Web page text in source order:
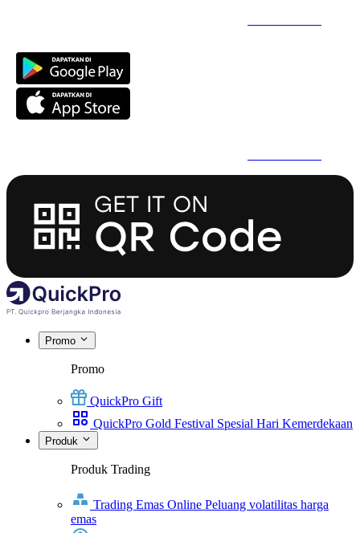
Promo
Promo
QuickPro Gift
QuickPro Gold Festival Spesial Hari Kemerdekaan
Produk
Produk Trading
Trading Emas Online Peluang volatilitas harga
emas